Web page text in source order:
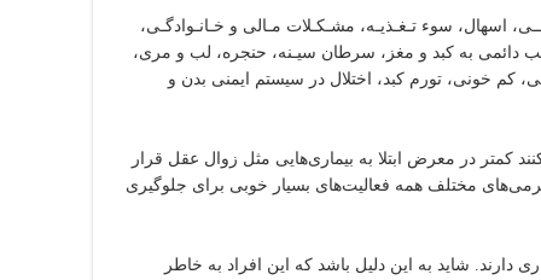
سوء تـغـذیـه، مشـکـلات مـالی و خـانـوادگـی،
دائمی به کبد و مغز، سرطان سیـنه، حنجره، لب و مری،
کم خونی، تورم کبد، اختلال در سیستم ایمنی بدن و
کمتر در معرض ابتلا به بیماری‌هایی مثل زوال عقل قرار
مختلف همه فعالیت‌های بسیار خوبی برای جلوگیری
شاید به این دلیل باشد که این افراد به خاطر